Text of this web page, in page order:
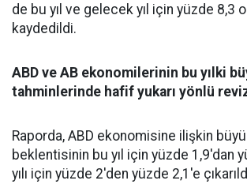
de bu yıl ve gelecek yıl için yüzde 8,3
kaydedildi.
ABD ve AB ekonomilerinin bu yılki
tahminlerinde hafif yukarı yönlü
Raporda, ABD ekonomisine ilişkin
beklentisinin bu yıl için yüzde 1,9'dan
yılı için yüzde 2'den yüzde 2,1'e